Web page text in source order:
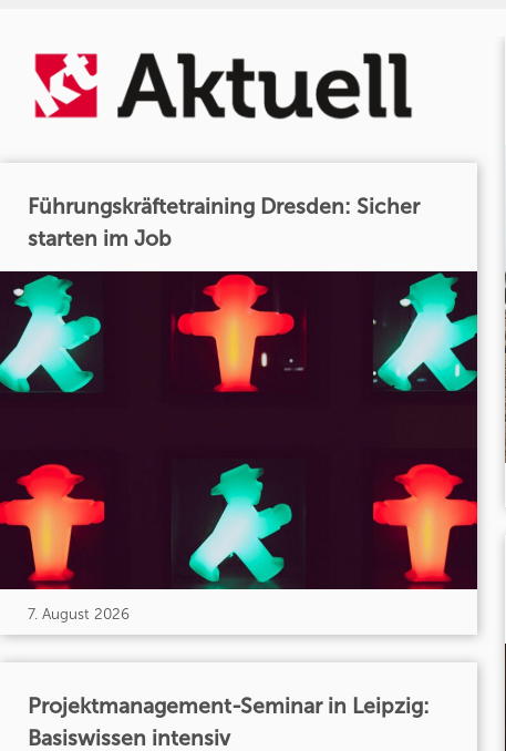
Führungskräftetraining Dresden: Sicher
starten im Job
7. August 2026
Projektmanagement-Seminar in Leipzig:
Basiswissen intensiv